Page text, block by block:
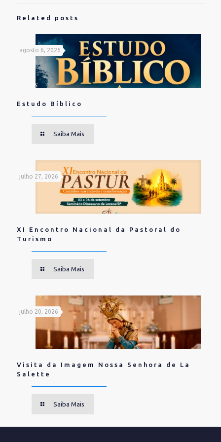
Related posts
agosto 6, 2026
Estudo Bíblico
Saiba Mais
julho 27, 2026
XI Encontro Nacional da Pastoral do
Turismo
Saiba Mais
julho 20, 2026
Visita da Imagem Nossa Senhora de La
Salette
Saiba Mais